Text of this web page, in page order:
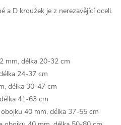
a D kroužek je z nerezavějící oceli.
mm, délka 20-32 cm
24-37 cm
, délka 30-47 cm
41-63 cm
obojku 40 mm, délka 37-55 cm